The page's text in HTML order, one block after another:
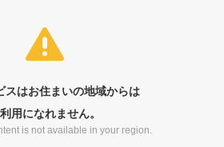
スはお住まいの地域からは
用になれません。
is not available in your region.